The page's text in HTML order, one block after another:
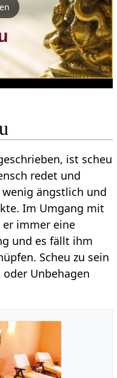
ist scheu
redet und
ängstlich und
Im Umgang mit
immer eine
und es fällt ihm
Scheu zu sein
Unbehagen